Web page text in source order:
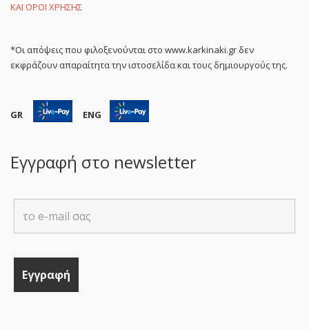
ΚΑΙ ΟΡΟΙ ΧΡΗΣΗΣ
*Οι απόψεις που φιλοξενούνται στο www.karkinaki.gr δεν
εκφράζουν απαραίτητα την ιστοσελίδα και τους δημιουργούς της.
GR ENG
Εγγραφή στο newsletter